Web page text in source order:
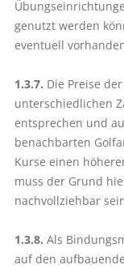
genutzt werden
eventuell
1.3.7. Die Preise
unterschiedlichen
entsprechen und
benachbarten
Kurse einen
muss der Grund
nachvollziehbar
1.3.8. Als
auf den